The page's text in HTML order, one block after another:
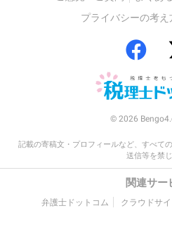
プライバシーの考え
© 2026
記載の寄稿文・プロフィールなど、すべて
送信等を禁
関連サー
弁護士ドットコム クラウドサ